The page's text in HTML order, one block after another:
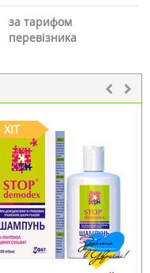
за тарифом
перевізника
ХІТ